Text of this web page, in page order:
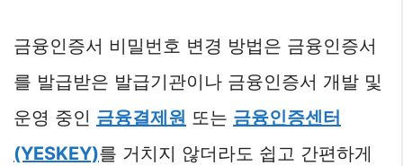
금융인증서 비밀번호 변경 방법은 금융인증서
를 발급받은 발급기관이나 금융인증서 개발 및
운영 중인 금융결제원 또는 금융인증센터
(YESKEY)를 거치지 않더라도 쉽고 간편하게